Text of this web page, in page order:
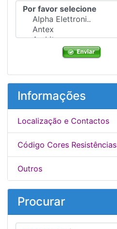
Por favor selecione ...
Informações
Localização e Contactos
Código Cores Resistências
Outros
Procurar